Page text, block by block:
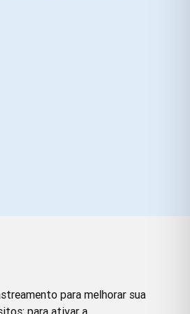
para melhorar sua
para ativar a
Twitter Pinterest